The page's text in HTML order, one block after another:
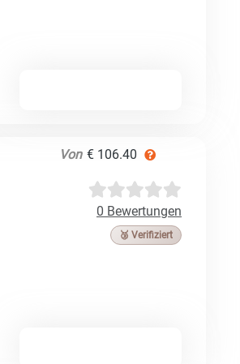
Von € 106.40
0 Bewertungen
🥉 Verifiziert